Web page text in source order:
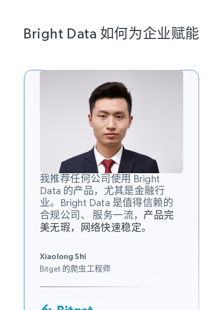
Bright Data 如何为企业赋能
我推荐任何公司使用 Bright
Data 的产品，尤其是金融行
业。Bright Data 是值得信赖的
合规公司、 服务一流， 产品完
美无瑕，网络快速稳定。
Xiaolong Shi
Bitget 的爬虫工程师